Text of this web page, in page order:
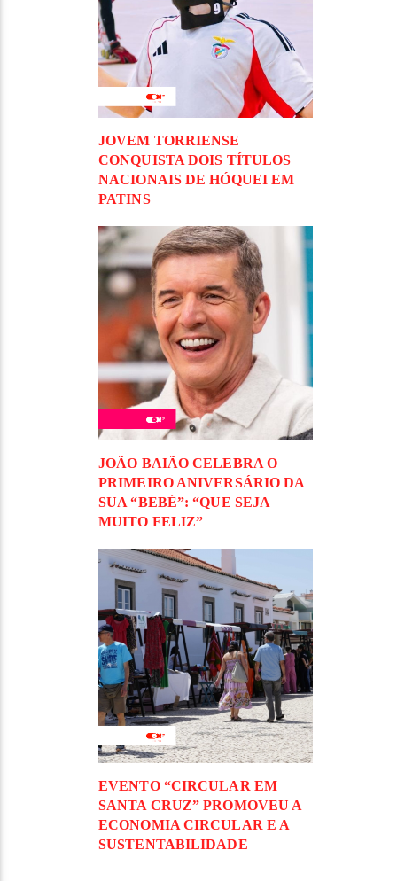
JOVEM TORRIENSE
CONQUISTA DOIS TÍTULOS
NACIONAIS DE HÓQUEI EM
PATINS
JOÃO BAIÃO CELEBRA O
PRIMEIRO ANIVERSÁRIO DA
SUA “BEBÉ”: “QUE SEJA
MUITO FELIZ”
EVENTO “CIRCULAR EM
SANTA CRUZ” PROMOVEU A
ECONOMIA CIRCULAR E A
SUSTENTABILIDADE